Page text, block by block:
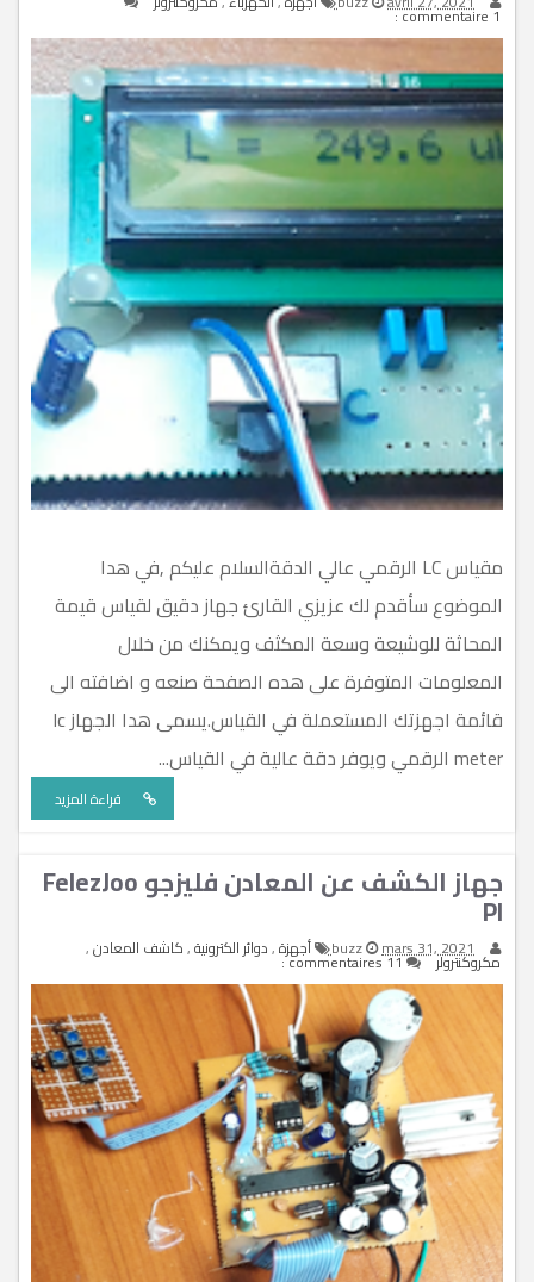
1 commentaire :
مقياس LC الرقمي عالي الدقةالسلام عليكم ,في هدا
الموضوع سأقدم لك عزيزي القارئ جهاز دقيق لقياس قيمة
المحاثة للوشيعة وسعة المكثف ويمكنك من خلال
المعلومات المتوفرة على هده الصفحة صنعه و اضافته الى
قائمة اجهزتك المستعملة في القياس.يسمى هدا الجهاز lc
meter الرقمي ويوفر دقة عالية في القياس...
قراءة المزيد
جهاز الكشف عن المعادن فليزجو FelezJoo
PI
buzz mars 31, 2021 أجهزة,دوائر الكترونية,كاشف المعادن,
مكروكنترولر 11 commentaires :